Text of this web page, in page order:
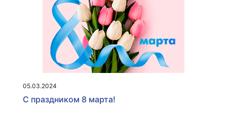
05.03.2024
С праздником 8 марта!